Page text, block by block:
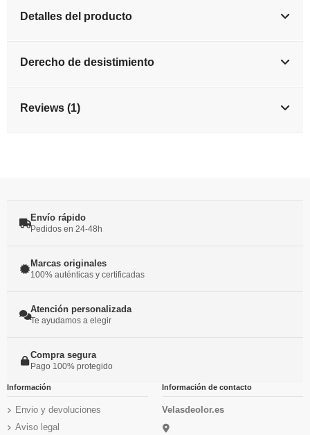
Detalles del producto
Derecho de desistimiento
Reviews (1)
Envío rápido
Pedidos en 24-48h
Marcas originales
100% auténticas y certificadas
Atención personalizada
Te ayudamos a elegir
Compra segura
Pago 100% protegido
Información
Envio y devoluciones
Aviso legal
Información de contacto
Velasdeolor.es